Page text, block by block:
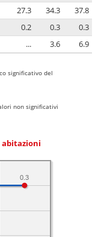
27.3 34.3
37.8
0.2 0.3
0.3
... 3.6 6.9
significativo del
non significativi
0.3